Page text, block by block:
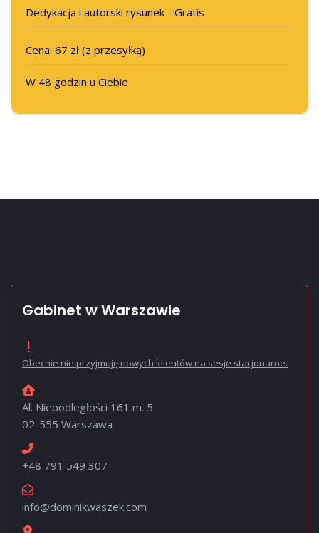
Dedykacja i autorski rysunek - Gratis
Cena: 67 zł (z przesyłką)
W 48 godzin u Ciebie
Gabinet w Warszawie
Obecnie nie przyjmuję nowych klientów na sesje stacjonarne.
Al. Niepodległości 161 m. 5
02-555 Warszawa
+48 791 549 307
info@dominikwaszek.com